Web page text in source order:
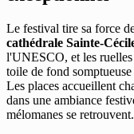
Le festival tire sa force
cathédrale Sainte-
l'UNESCO, et les
toile de fond
Les places accueillent
dans une ambiance
mélomanes se retrouvent.